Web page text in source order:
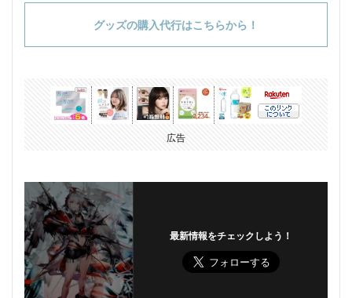
グッズの購入代行はこちらから！
広告
最新情報をチェックしよう！